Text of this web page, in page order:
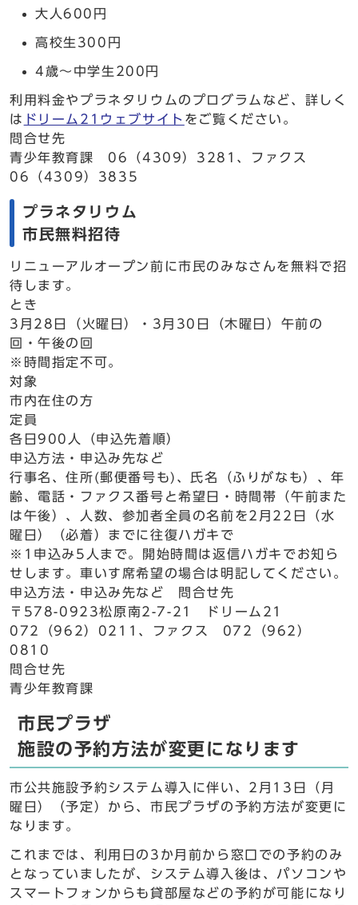
大人600円
高校生300円
4歳～中学生200円
利用料金やプラネタリウムのプログラムなど、詳しく
は ドリーム21ウェブサイト をご覧ください。
問合せ先
青少年教育課 06（4309）3281、ファクス
06（4309）3835
プラネタリウム
市民無料招待
リニューアルオープン前に市民のみなさんを無料で招
待します。
とき
3月28日（火曜日）・3月30日（木曜日）午前の
回・午後の回
※時間指定不可。
対象
市内在住の方
定員
各日900人（申込先着順）
申込方法・申込み先など
行事名、住所(郵便番号も)、氏名（ふりがなも）、年
齢、電話・ファクス番号と希望日・時間帯（午前また
は午後）、人数、参加者全員の名前を2月22日（水
曜日）（必着）までに往復ハガキで
※1申込み5人まで。開始時間は返信ハガキでお知ら
せします。車いす席希望の場合は明記してください。
申込方法・申込み先など 問合せ先
〒578-0923松原南2-7-21 ドリーム21
072（962）0211、ファクス 072（962）
0810
問合せ先
青少年教育課
市民プラザ
施設の予約方法が変更になります
市公共施設予約システム導入に伴い、2月13日（月
曜日）（予定）から、市民プラザの予約方法が変更に
なります。
これまでは、利用日の3か月前から窓口での予約のみ
となっていましたが、システム導入後は、パソコンや
スマートフォンからも貸部屋などの予約が可能になり